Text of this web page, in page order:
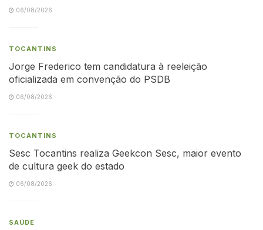
06/08/2026
TOCANTINS
Jorge Frederico tem candidatura à reeleição
oficializada em convenção do PSDB
06/08/2026
TOCANTINS
Sesc Tocantins realiza Geekcon Sesc, maior evento
de cultura geek do estado
06/08/2026
SAÚDE